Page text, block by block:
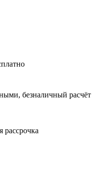
безналичный расчёт
рассрочка